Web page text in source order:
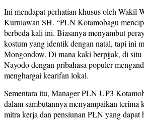
Ini mendapat perhatian khusus oleh Wakil
Kurniawan SH. “PLN Kotamobagu
berbeda kali ini. Biasanya menyambut
kostum yang identik dengan natal, tapi ini
Mongondow. Di mana kaki berpijak, di
Nayodo dengan pribahasa populer
menghargai kearifan lokal.
Sementara itu, Manager PLN UP3
dalam sambutannya menyampaikan terima
mitra kerja dan pensiunan PLN yang dapat